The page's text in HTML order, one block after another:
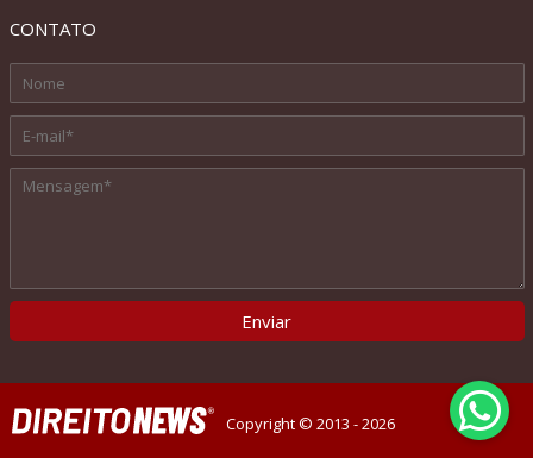
CONTATO
Copyright © 2013 - 2026